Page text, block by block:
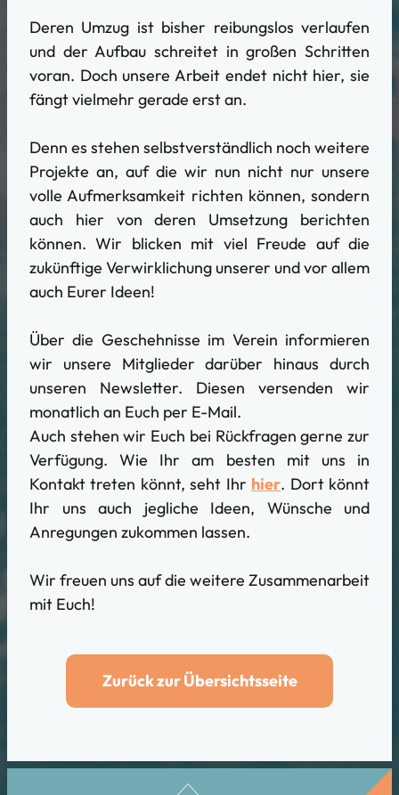
Deren Umzug ist bisher reibungslos verlaufen
und der Aufbau schreitet in großen Schritten
voran. Doch unsere Arbeit endet nicht hier, sie
fängt vielmehr gerade erst an.
Denn es stehen selbstverständlich noch weitere
Projekte an, auf die wir nun nicht nur unsere
volle Aufmerksamkeit richten können, sondern
auch hier von deren Umsetzung berichten
können. Wir blicken mit viel Freude auf die
zukünftige Verwirklichung unserer und vor allem
auch Eurer Ideen!
Über die Geschehnisse im Verein informieren
wir unsere Mitglieder darüber hinaus durch
unseren Newsletter. Diesen versenden wir
monatlich an Euch per E-Mail.
Auch stehen wir Euch bei Rückfragen gerne zur
Verfügung. Wie Ihr am besten mit uns in
Kontakt treten könnt, seht Ihr hier. Dort könnt
Ihr uns auch jegliche Ideen, Wünsche und
Anregungen zukommen lassen.
Wir freuen uns auf die weitere Zusammenarbeit
mit Euch!
Zurück zur Übersichtsseite